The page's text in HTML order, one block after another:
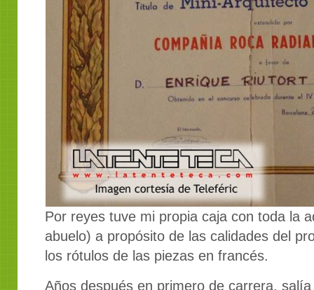
Por reyes tuve mi propia caja con toda la
abuelo) a propósito de las calidades del
los rótulos de las piezas en francés.
Años después en primero de carrera,